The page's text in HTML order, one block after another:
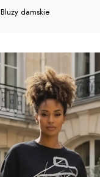
Bluzy damskie